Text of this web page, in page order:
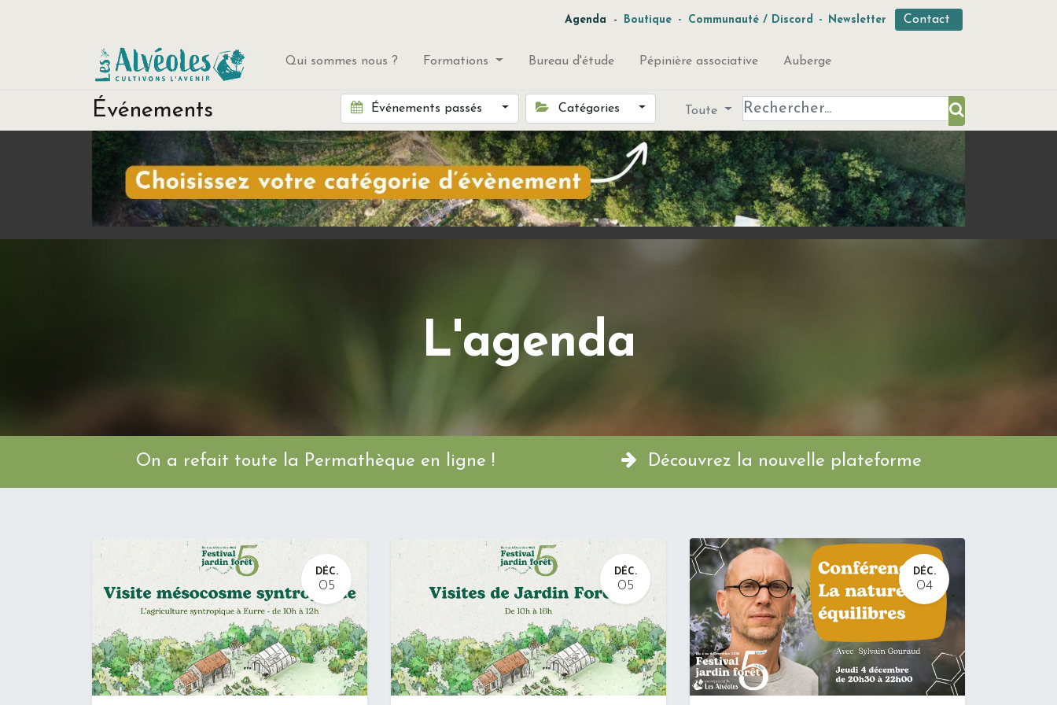
Agenda - Boutique - Communauté / Discord - Newsletter Contact
Qui sommes nous ? Formations Bureau d'étude Pépinière associative Auberge
Événements Événements passés Catégories Toute
L'agenda
On a refait toute la Permathèque en ligne ! Découvrez la nouvelle plateforme
DÉC.
05
DÉC.
05
DÉC.
04